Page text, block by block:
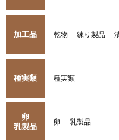
加工品 乾物 練り製品
種実類 種実類
卵
乳製品
卵 乳製品